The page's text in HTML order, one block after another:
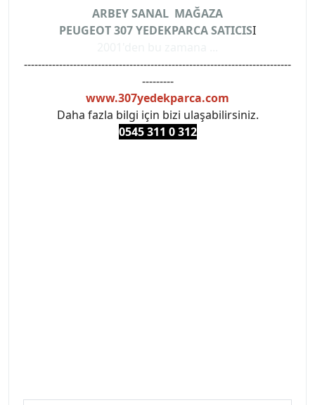
ARBEY SANAL MAĞAZA
PEUGEOT 307 YEDEKPARCA SATICISI
----------------------------------------------------------------------------
---------
www.307yedekparca.com
Daha fazla bilgi için bizi ulaşabilirsiniz.
0545 311 0 312